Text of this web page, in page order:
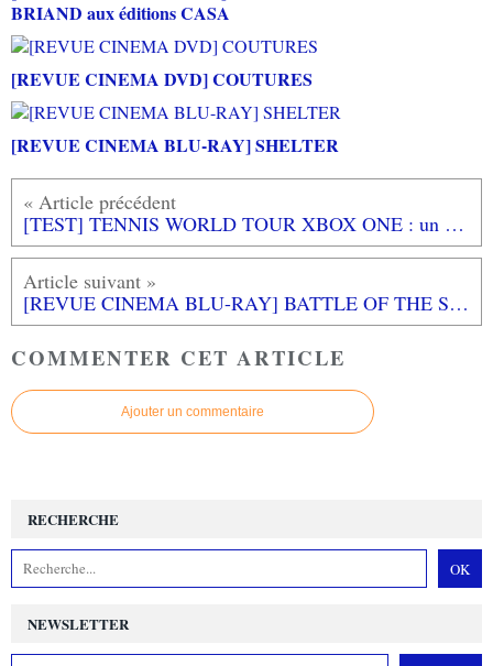
BRIAND aux éditions CASA
[REVUE CINEMA DVD] COUTURES
[REVUE CINEMA BLU-RAY] SHELTER
[TEST] TENNIS WORLD TOUR XBOX ONE : un service manqué?
[REVUE CINEMA BLU-RAY] BATTLE OF THE SEXES
COMMENTER CET ARTICLE
Ajouter un commentaire
NEWSLETTER
RECHERCHE